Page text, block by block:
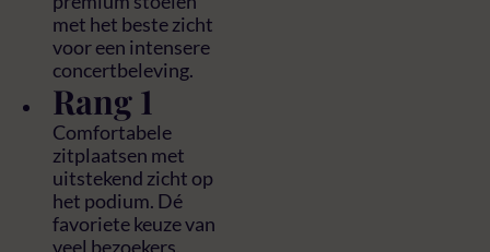
met het beste zicht
voor een intensere
concertbeleving.
Rang 1
Comfortabele
zitplaatsen met
uitstekend zicht op
het podium. Dé
favoriete keuze van
veel bezoekers.